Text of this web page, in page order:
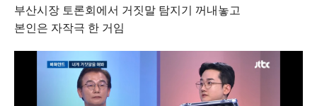
부산시장 토론회에서 거짓말 탐지기 꺼내놓고
본인은 자작극 한 거임